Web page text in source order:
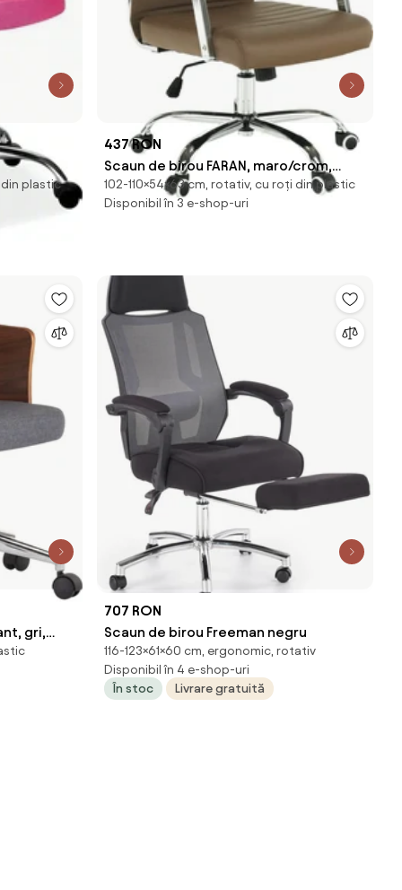
98 cm
plastic
437 RON
Scaun de birou FARAN, maro/crom,
piele ecologica/metal, 54x63x102/110
102-110×54×63 cm, rotativ, cu roți din plastic
Disponibil în 3 e-shop-uri
gri,
707 RON
Scaun de birou Freeman negru
116-123×61×60 cm, ergonomic, rotativ
Disponibil în 4 e-shop-uri
În stoc
Livrare gratuită